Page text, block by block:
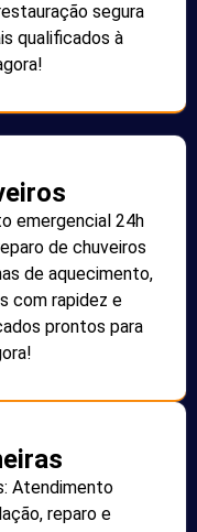
segura
qualificados à
emergencial 24h
de chuveiros
de aquecimento,
com rapidez e
prontos para
Atendimento
reparo e